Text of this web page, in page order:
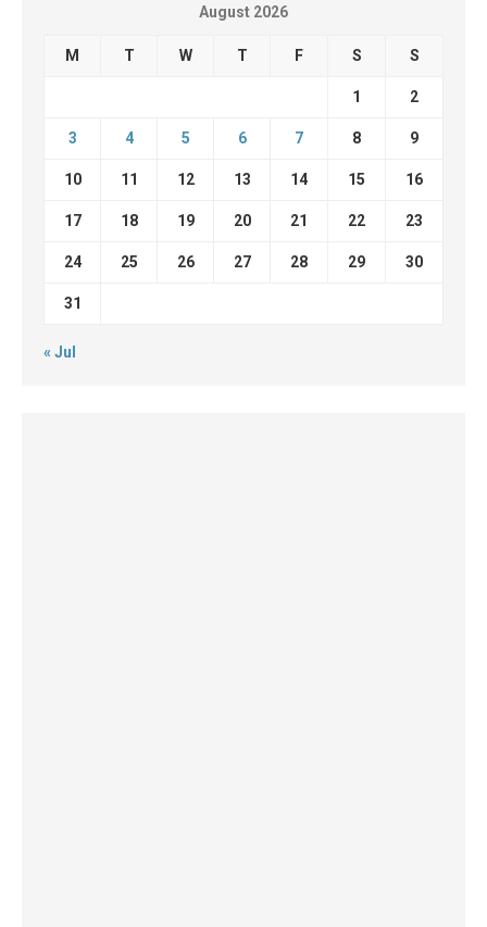
August 2026
M T W T F S S
1 2
3 4 5 6 7 8 9
10 11 12 13 14 15 16
17 18 19 20 21 22 23
24 25 26 27 28 29 30
31
« Jul